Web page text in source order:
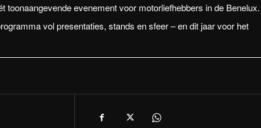
evenement voor motorliefhebbers in de Benelux.
vol presentaties, stands en sfeer – en dit jaar voor het